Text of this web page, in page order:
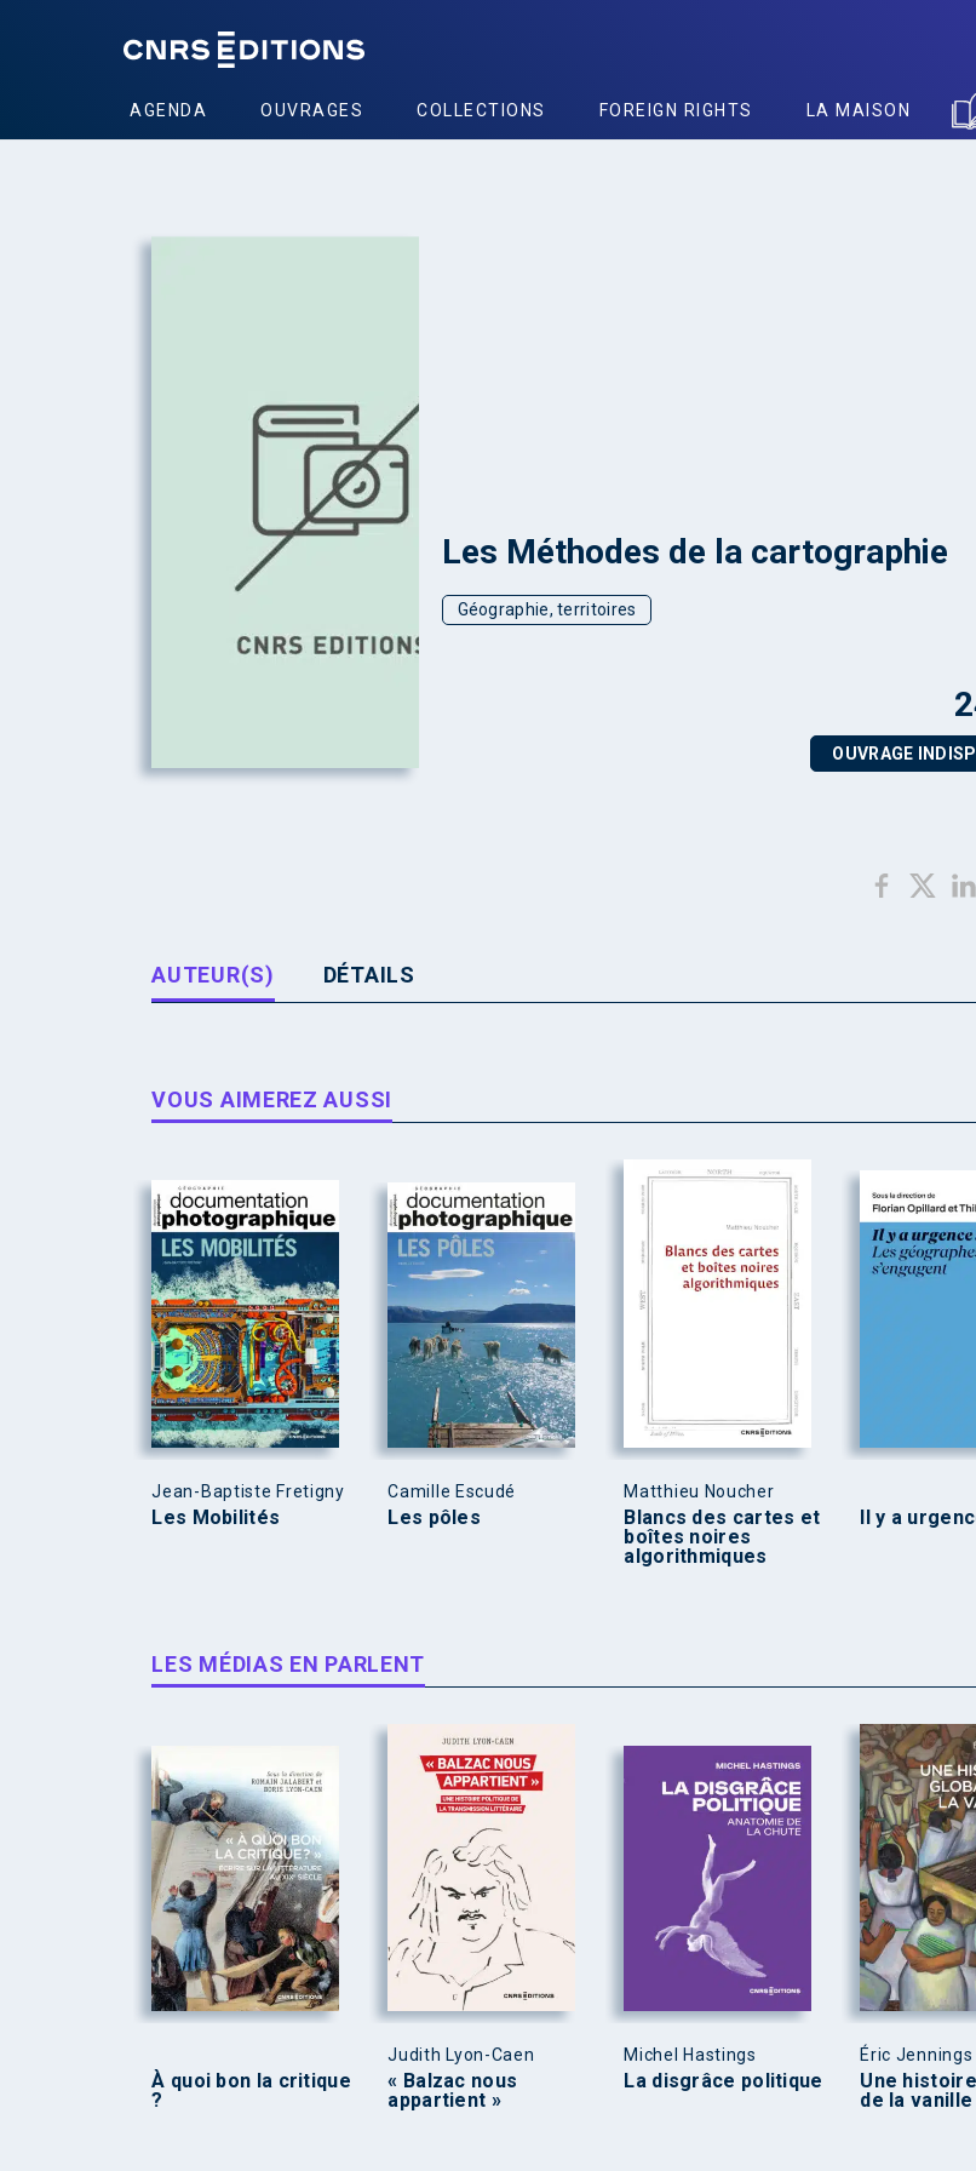
AGENDA OUVRAGES COLLECTIONS FOREIGN RIGHTS LA MAISON
Les Méthodes de la cartographie
Géographie, territoires
OUVRAGE
AUTEUR(S) DÉTAILS
VOUS AIMEREZ AUSSI
Jean-Baptiste Fretigny
Les Mobilités
Camille Escudé
Les pôles
Matthieu Noucher
Blancs des cartes et
boîtes noires
algorithmiques
Il y a
LES MÉDIAS EN PARLENT
À quoi bon la critique
?
Judith Lyon-Caen
« Balzac nous
appartient »
Michel Hastings
La disgrâce politique
Éric Jennings
Une
de la vanille